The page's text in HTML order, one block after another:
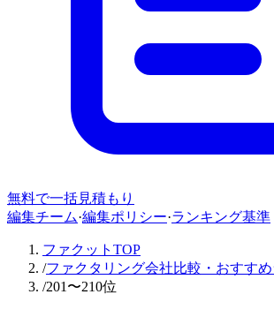
無料で一括見積もり
編集チーム·編集ポリシー·ランキング基準
ファクットTOP
/ファクタリング会社比較・おすす
/201〜210位